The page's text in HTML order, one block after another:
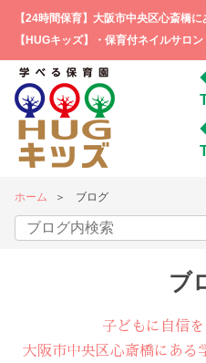
【24時間保育】大阪市中央区心斎橋
【HUGキッズ】・保育付ネイルサロン
ホーム ブログ
ブ
子どもに自信を
大阪市中央区心斎橋にあ